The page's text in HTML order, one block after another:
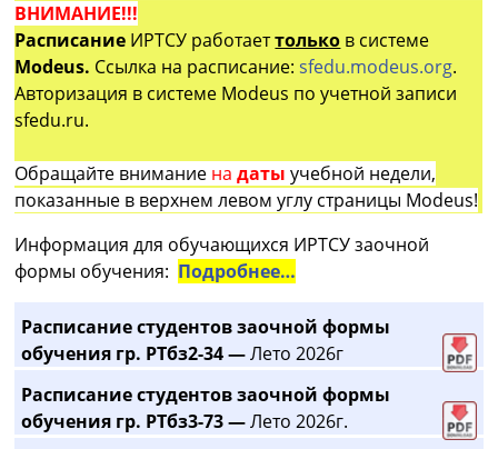
ВНИМАНИЕ!!!
Расписание ИРТСУ работаеттолько в системе
Modeus. Ссылка на расписание:sfedu.modeus.org.
Авторизация в системе Modeus по учетной записи
sfedu.ru.
Обращайте внимание на датыучебной недели,
показанные в верхнем левом углу страницы Modeus!
Информация для обучающихся ИРТСУ заочной
формы обучения: Подробнее…
Расписание студентов заочной формы
обучения гр. РТбз2-34 —Лето 2026г
Расписание студентов заочной формы
обучения гр. РТбз3-73 —Лето 2026г.